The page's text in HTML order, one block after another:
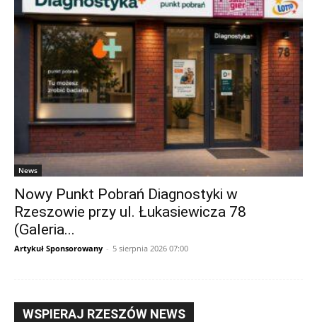
News
Nowy Punkt Pobrań Diagnostyki w
Rzeszowie przy ul. Łukasiewicza 78
(Galeria...
Artykuł Sponsorowany - 5 sierpnia 2026 07:00
WSPIERAJ RZESZÓW NEWS